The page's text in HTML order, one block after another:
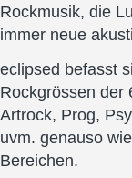
Rockmusik, die
immer neue
eclipsed befasst
Rockgrössen der
Artrock, Prog,
uvm. genauso
Bereichen.